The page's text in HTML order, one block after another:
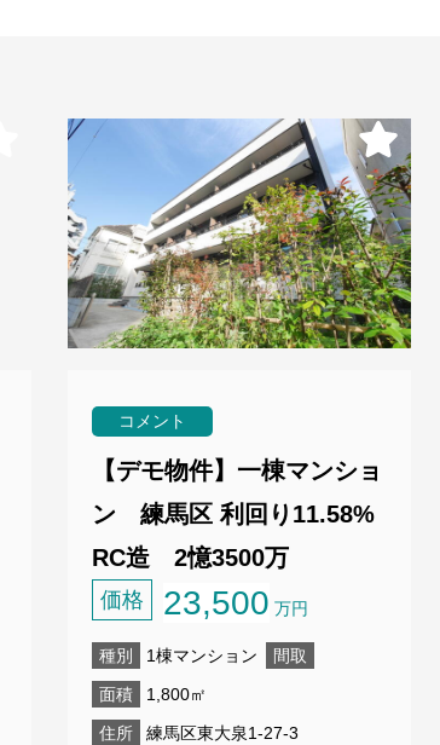
コメント
【デモ物件】一棟マンショ
ン 練馬区 利回り11.58%
RC造 2憶3500万
価格 23,500 万円
種別 1棟マンション
間取
面積
1,800㎡
住所
練馬区東大泉1-27-3